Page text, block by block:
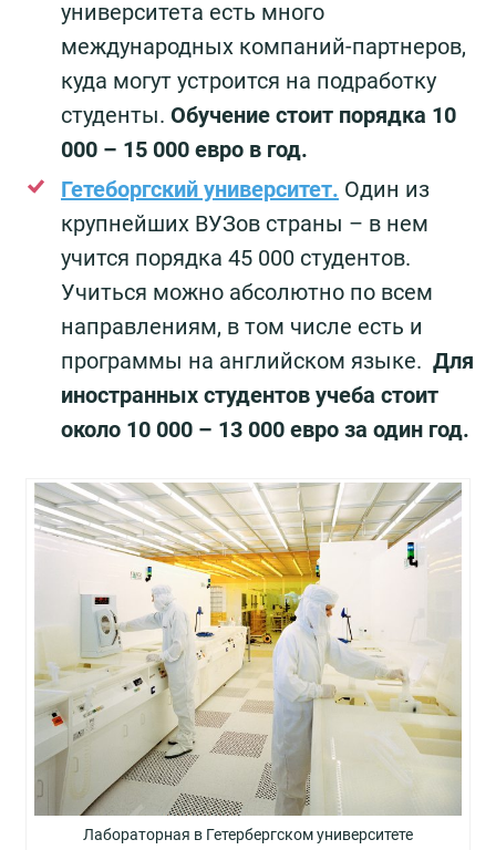
университета есть много
международных компаний-партнеров,
куда могут устроится на подработку
студенты. Обучение стоит порядка 10
000 – 15 000 евро в год.
Гетеборгский университет. Один из
крупнейших ВУЗов страны – в нем
учится порядка 45 000 студентов.
Учиться можно абсолютно по всем
направлениям, в том числе есть и
программы на английском языке. Для
иностранных студентов учеба стоит
около 10 000 – 13 000 евро за один год.
Лабораторная в Гетербергском университете